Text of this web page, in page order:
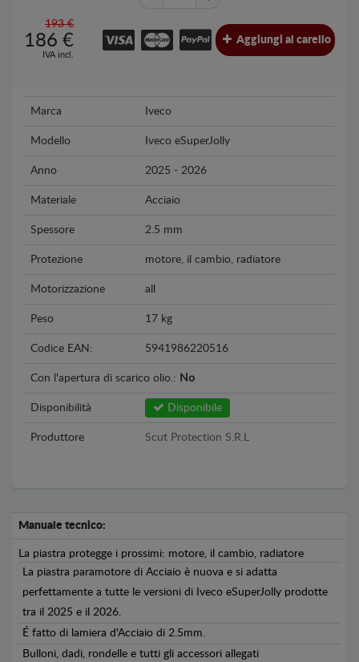
193 €
186 €
IVA incl.
Aggiungi al carello
Marca Iveco
Modello Iveco eSuperJolly
Anno 2025 - 2026
Materiale Acciaio
Spessore 2.5 mm
Protezione motore, il cambio, radiatore
Motorizzazione all
Peso 17 kg
Codice EAN: 5941986220516
Con l'apertura di scarico olio.: No
Disponibilità Disponibile
Produttore Scut Protection S.R.L
Manuale tecnico:
La piastra protegge i prossimi: motore, il cambio, radiatore
La piastra paramotore di Acciaio è nuova e si adatta
perfettamente a tutte le versioni di Iveco eSuperJolly prodotte
tra il 2025 e il 2026.
É fatto di lamiera d'Acciaio di 2.5mm.
Bulloni, dadi, rondelle e tutti gli accessori allegati